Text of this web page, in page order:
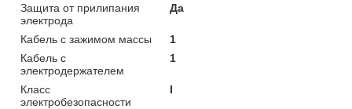
Защита от прилипания
электрода
Да
Кабель с зажимом массы
1
Кабель с
электродержателем
1
Класс
электробезопасности
I